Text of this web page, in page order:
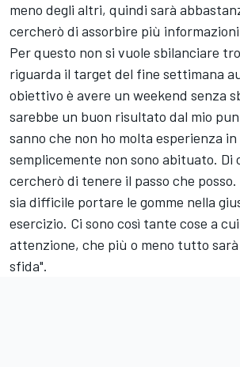
meno degli altri, quindi sarà
cercherò di assorbire più informazioni
Per questo non si vuole sbilanciare
riguarda il target del fine settimana
obiettivo è avere un weekend senza
sarebbe un buon risultato dal mio
sanno che non ho molta esperienza
semplicemente non sono abituato. Di
cercherò di tenere il passo che
sia difficile portare le gomme nella
esercizio. Ci sono così tante cose a
attenzione, che più o meno tutto
sfida".